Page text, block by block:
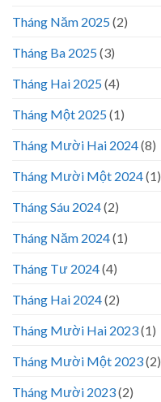
Tháng Năm 2025(2)
Tháng Ba 2025(3)
Tháng Hai 2025(4)
Tháng Một 2025(1)
Tháng Mười Hai 2024(8)
Tháng Mười Một 2024(1)
Tháng Sáu 2024(2)
Tháng Năm 2024(1)
Tháng Tư 2024(4)
Tháng Hai 2024(2)
Tháng Mười Hai 2023(1)
Tháng Mười Một 2023(2)
Tháng Mười 2023(2)